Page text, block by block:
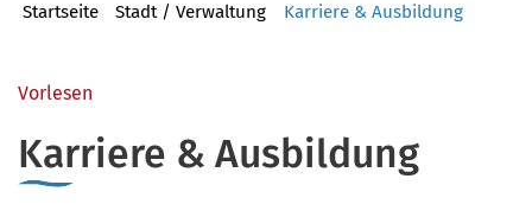
Startseite Stadt / Verwaltung Karriere & Ausbildung
Vorlesen
Karriere & Ausbildung